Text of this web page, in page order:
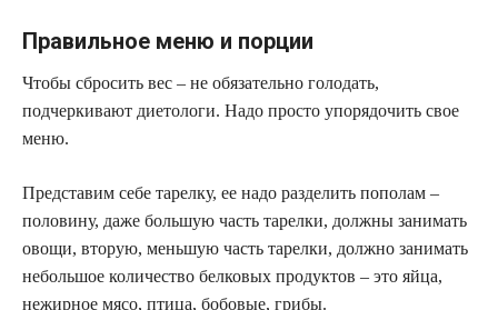
Правильное меню и порции
Чтобы сбросить вес – не обязательно голодать,
подчеркивают диетологи. Надо просто упорядочить свое
меню.
Представим себе тарелку, ее надо разделить пополам –
половину, даже большую часть тарелки, должны занимать
овощи, вторую, меньшую часть тарелки, должно занимать
небольшое количество белковых продуктов – это яйца,
нежирное мясо, птица, бобовые, грибы.